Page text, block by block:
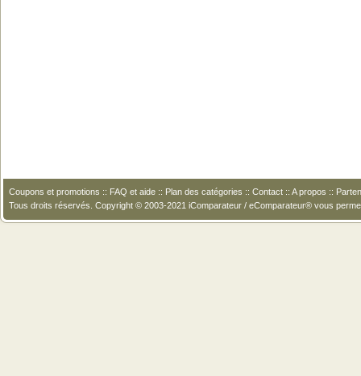
Coupons et promotions :: FAQ et aide :: Plan des catégories :: Contact :: A propos ::
Tous droits réservés. Copyright © 2003-2021 iComparateur / eComparateur® vous